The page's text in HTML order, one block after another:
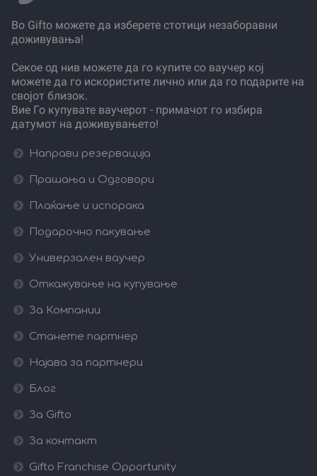
Во Gifto можете да изберете стотици незаборавни
доживувања!
Секое од нив можете да го купите со ваучер кој
можете да го искористите лично или да го подарите на
својот близок.
Вие Го купувате ваучерот - примачот го избира
датумот на доживувањето!
Направи резервација
Прашања и Одговори
Плаќање и испорака
Подарочно пакување
Универзален ваучер
Откажување на купување
За Компании
Станете партнер
Најава за партнери
Блог
За Gifto
За контакт
Gifto Franchise Opportunity